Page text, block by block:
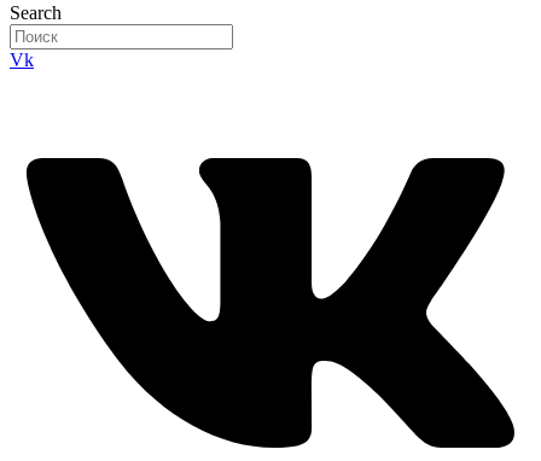
Search
Vk